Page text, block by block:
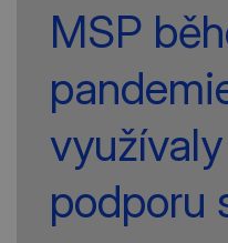
MSP
podporu